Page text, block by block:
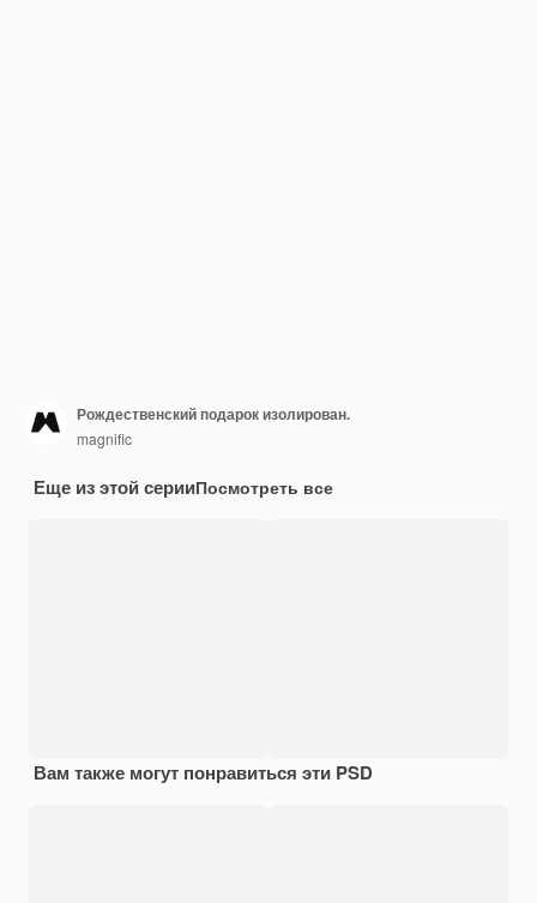
Рождественский подарок изолирован.
magnific
Еще из этой серииПосмотреть все
Вам также могут понравиться эти PSD